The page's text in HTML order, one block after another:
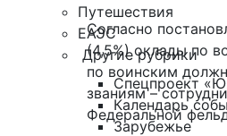
Путешествия
ЕАЭС
Другие рубрики
Спецпроект
Календарь
Зарубежье
Согласно
(4,5%) оклады по
по воинским
званиям –
Федеральной